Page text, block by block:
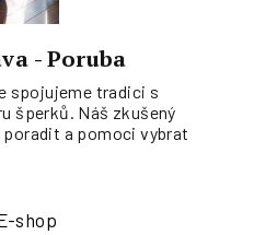
- Poruba
spojujeme tradici s
šperků. Náš zkušený
a pomoci vybrat
shop